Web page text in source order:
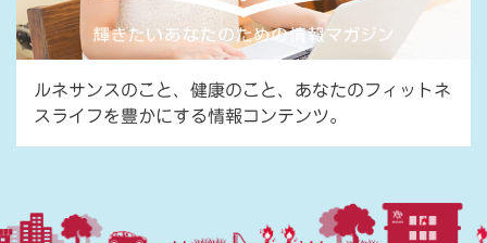
ルネサンスのこと、健康のこと、あなたのフィットネ
スライフを豊かにする情報コンテンツ。